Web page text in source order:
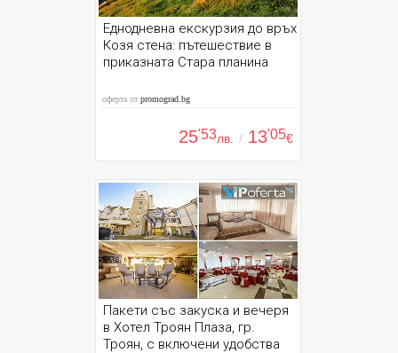
Еднодневна екскурзия до връх
Козя стена: пътешествие в
приказната Стара планина
оферта отpromograd.bg
25'53лв. / 13'05€
Пакети със закуска и вечеря
в Хотел Троян Плаза, гр.
Троян, с включени удобства